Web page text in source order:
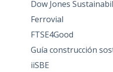
Dow Jones
Ferrovial
FTSE4Good
Guía construcción
iiSBE